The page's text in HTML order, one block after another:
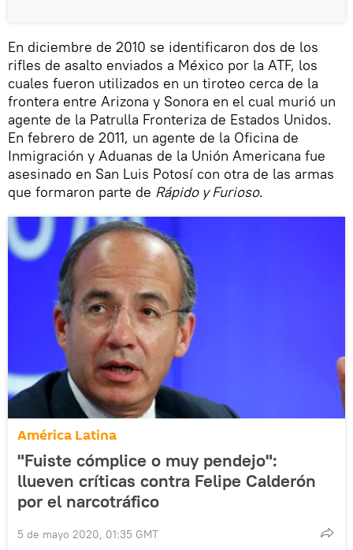
En diciembre de 2010 se identificaron dos de los
rifles de asalto enviados a México por la ATF, los
cuales fueron utilizados en un tiroteo cerca de la
frontera entre Arizona y Sonora en el cual murió un
agente de la Patrulla Fronteriza de Estados Unidos.
En febrero de 2011, un agente de la Oficina de
Inmigración y Aduanas de la Unión Americana fue
asesinado en San Luis Potosí con otra de las armas
que formaron parte de Rápido y Furioso.
América Latina
"Fuiste cómplice o muy pendejo":
llueven críticas contra Felipe Calderón
por el narcotráfico
5 de mayo 2020, 01:35 GMT